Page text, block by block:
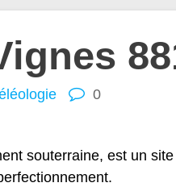
0
souterraine, est un